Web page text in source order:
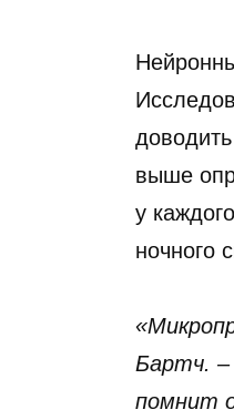
выше
у
ночного
Бартч. –
помнит